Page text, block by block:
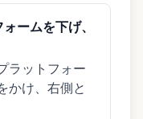
ームを下げ、
ラットフォー
かけ、右側と